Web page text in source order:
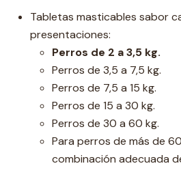
Tabletas masticables sabor
presentaciones:
Perros de 2 a 3,5 kg.
Perros de 3,5 a 7,5 kg.
Perros de 7,5 a 15 kg.
Perros de 15 a 30 kg.
Perros de 30 a 60 kg.
Para perros de más de
combinación adecuada